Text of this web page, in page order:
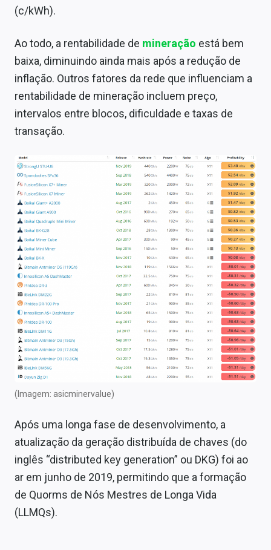
(c/kWh).
Ao todo, a rentabilidade de mineração está bem
baixa, diminuindo ainda mais após a redução de
inflação. Outros fatores da rede que influenciam a
rentabilidade de mineração incluem preço,
intervalos entre blocos, dificuldade e taxas de
transação.
(Imagem: asicminervalue)
Após uma longa fase de desenvolvimento, a
atualização da geração distribuída de chaves (do
inglês “distributed key generation” ou DKG) foi ao
ar em junho de 2019, permitindo que a formação
de Quorms de Nós Mestres de Longa Vida
(LLMQs).